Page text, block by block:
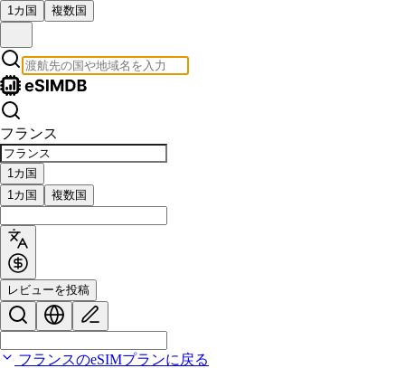
1カ国 複数国
フランス
1カ国
1カ国
複数国
レビューを投稿
フランスのeSIMプランに戻る